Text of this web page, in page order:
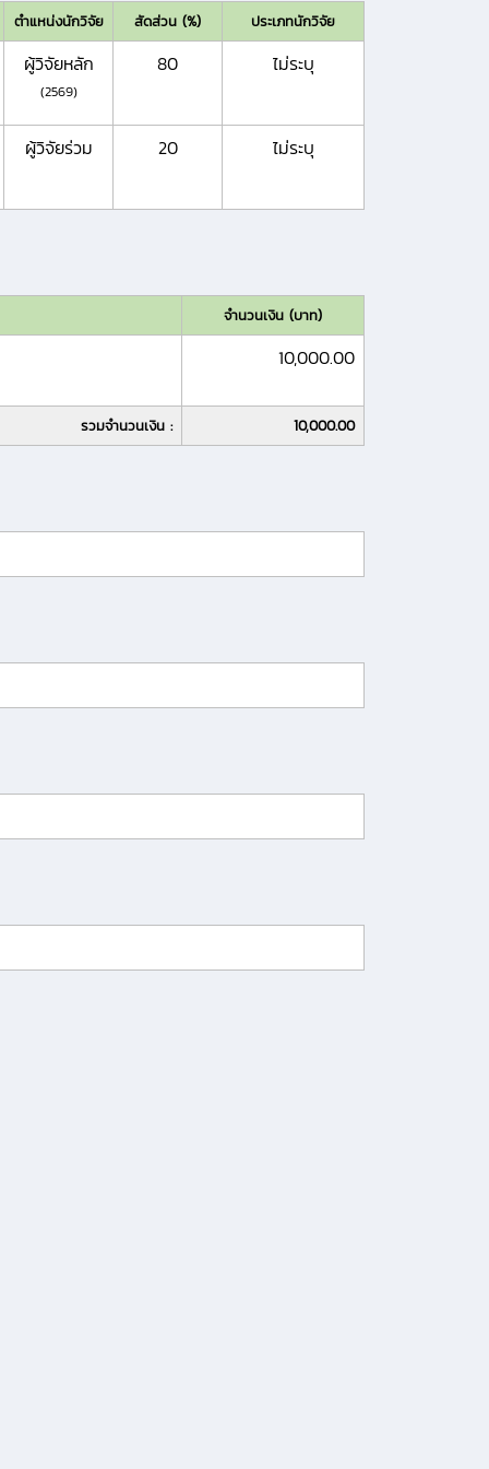
ตำแหน่งนักวิจัย สัดส่วน (%) ประเภทนักวิจัย
ผู้วิจัยหลัก
(2569)
80 ไม่ระบุ
ผู้วิจัยร่วม 20 ไม่ระบุ
จำนวนเงิน (บาท)
10,000.00
รวมจำนวนเงิน : 10,000.00